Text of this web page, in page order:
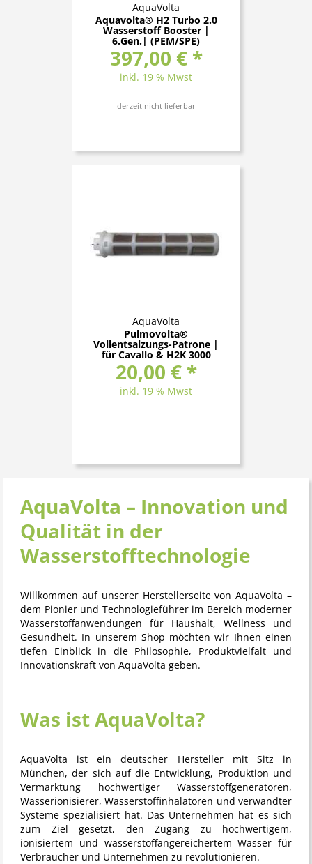
AquaVolta
Aquavolta® H2 Turbo 2.0
Wasserstoff Booster |
6.Gen.| (PEM/SPE)
397,00 € *
inkl. 19 % Mwst
derzeit nicht lieferbar
AquaVolta
Pulmovolta®
Vollentsalzungs-Patrone |
für Cavallo & H2K 3000
20,00 € *
inkl. 19 % Mwst
AquaVolta – Innovation und
Qualität in der
Wasserstofftechnologie
Willkommen auf unserer Herstellerseite vonAquaVolta –
dem Pionier und Technologieführer im Bereich moderner
Wasserstoffanwendungen für Haushalt, Wellness und
Gesundheit. In unserem Shop möchten wir Ihnen einen
tiefen Einblick in die Philosophie, Produktvielfalt und
Innovationskraft von AquaVolta geben.
Was ist AquaVolta?
AquaVolta ist ein deutscher Hersteller mit Sitz in
München, der sich auf die Entwicklung, Produktion und
Vermarktung hochwertiger Wasserstoffgeneratoren,
Wasserionisierer, Wasserstoffinhalatoren und verwandter
Systeme spezialisiert hat. Das Unternehmen hat es sich
zum Ziel gesetzt, den Zugang zu hochwertigem,
ionisiertem und wasserstoffangereichertem Wasser für
Verbraucher und Unternehmen zu revolutionieren.